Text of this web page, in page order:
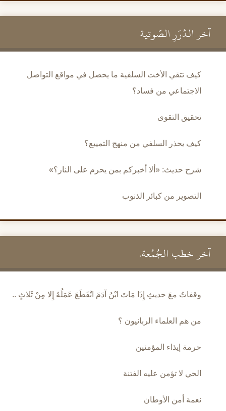
آخر الدُّرَرِ الصَّوتية
كيف تتقي الأخت السلفية ما يحصل في مواقع التواصل
الاجتماعي من فساد؟
تحقيق التقوى
كيف يحذر السلفي من منهج التمييع؟
شرح حديث: «ألا أخبركم بمن يحرم على النار؟»
التصوير من كبائر الذنوب
آخر خطب الجُمُعة.
وقفاتٌ معَ حديثِ إِذَا مَاتَ ابْنُ آدَمَ انْقَطَعَ عَمَلُهُ إِلا مِنْ ثَلاثٍ ..
من هم العلماء الربانيون ؟
حرمة إيذاء المؤمنين
الحي لا تؤمن عليه الفتنة
نعمة أمن الأوطان